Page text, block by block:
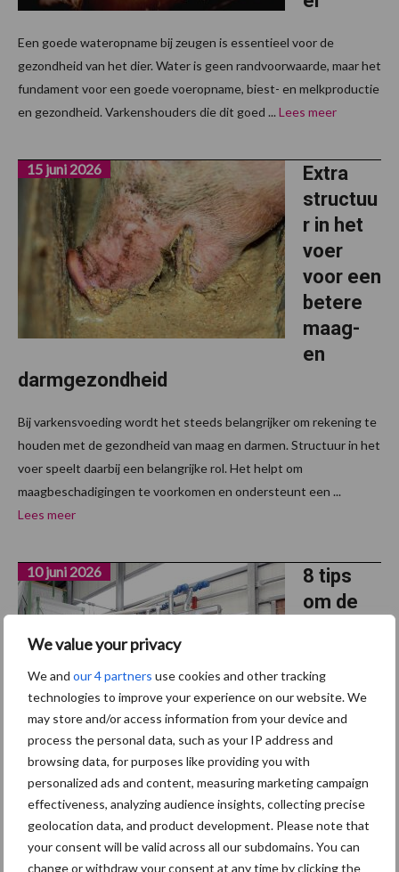
We value your privacy
We and our 4 partners use cookies and other tracking
technologies to improve your experience on our website. We
may store and/or access information from your device and
process the personal data, such as your IP address and
browsing data, for purposes like providing you with
personalized ads and content, measuring marketing campaign
effectiveness, analyzing audience insights, collecting precise
geolocation data, and product development. Please note that
your consent will be valid across all our subdomains. You can
change or withdraw your consent at any time by clicking the
Een goede wateropname bij zeugen is essentieel voor de
gezondheid van het dier. Water is geen randvoorwaarde, maar het
fundament voor een goede voeropname, biest- en melkproductie
en gezondheid. Varkenshouders die dit goed ... Lees meer
Extra
structuu
r in het
voer
voor een
betere
maag-
en
darmgezondheid
15 juni 2026
Bij varkensvoeding wordt het steeds belangrijker om rekening te
houden met de gezondheid van maag en darmen. Structuur in het
voer speelt daarbij een belangrijke rol. Het helpt om
maagbeschadigingen te voorkomen en ondersteunt een ...
Lees meer
8 tips
om de
een
brijvoerb
edrijf
laag te
houden
10 juni 2026
Brijvoerbedrijven kunnen over het algemeen goedkoper voeren
dan droogvoerbedrijven. Dit vraagt wel om vakmanschap van de